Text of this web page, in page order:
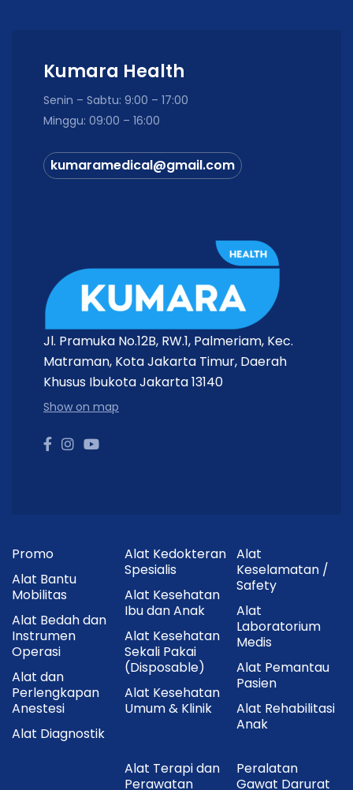
Kumara Health
Senin – Sabtu: 9:00 – 17:00
Minggu: 09:00 – 16:00
kumaramedical@gmail.com
Jl. Pramuka No.12B, RW.1, Palmeriam, Kec.
Matraman, Kota Jakarta Timur, Daerah
Khusus Ibukota Jakarta 13140
Show on map
Promo
Alat Bantu
Mobilitas
Alat Bedah dan
Instrumen
Operasi
Alat dan
Perlengkapan
Anestesi
Alat Diagnostik
Alat Kedokteran
Spesialis
Alat Kesehatan
Ibu dan Anak
Alat Kesehatan
Sekali Pakai
(Disposable)
Alat Kesehatan
Umum & Klinik
Alat
Keselamatan /
Safety
Alat
Laboratorium
Medis
Alat Pemantau
Pasien
Alat Rehabilitasi
Anak
Alat Terapi dan
Perawatan
Peralatan
Gawat Darurat